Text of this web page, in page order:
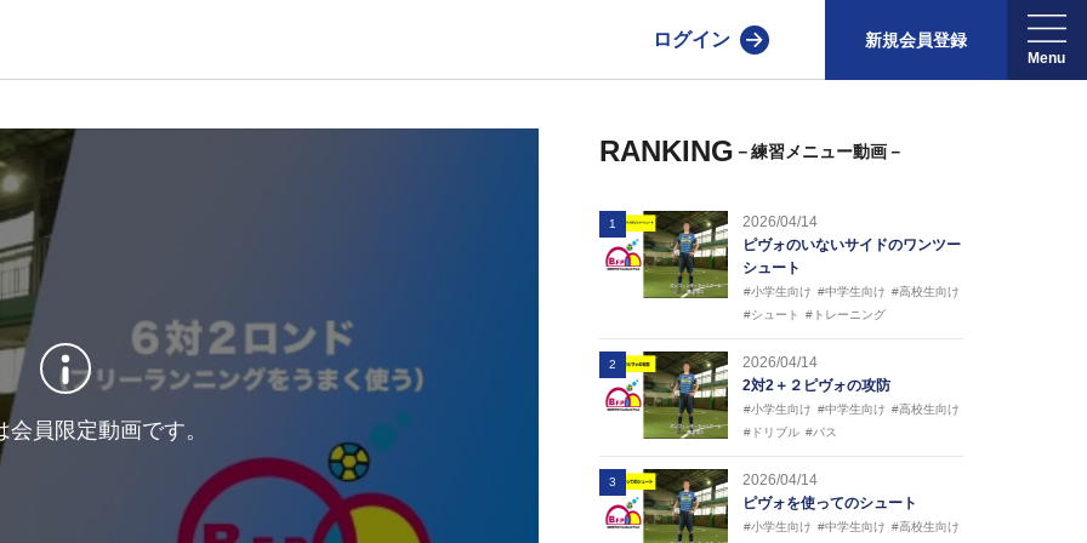
ログイン 新規会員登録
会員限定動画です。
RANKING －練習メニュー動画－
1
2026/04/14
ピヴォのいないサイドのワンツー
シュート
#小学生向け #中学生向け #高校生向け
#シュート
#トレーニング
2
2026/04/14
2対2＋２ピヴォの攻防
#小学生向け #中学生向け #高校生向け
#ドリブル #パス
3
2026/04/14
ピヴォを使ってのシュート
#小学生向け #中学生向け #高校生向け